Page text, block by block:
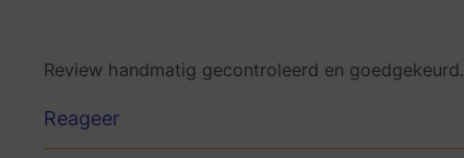
Review handmatig gecontroleerd en goedgekeurd.
Reageer